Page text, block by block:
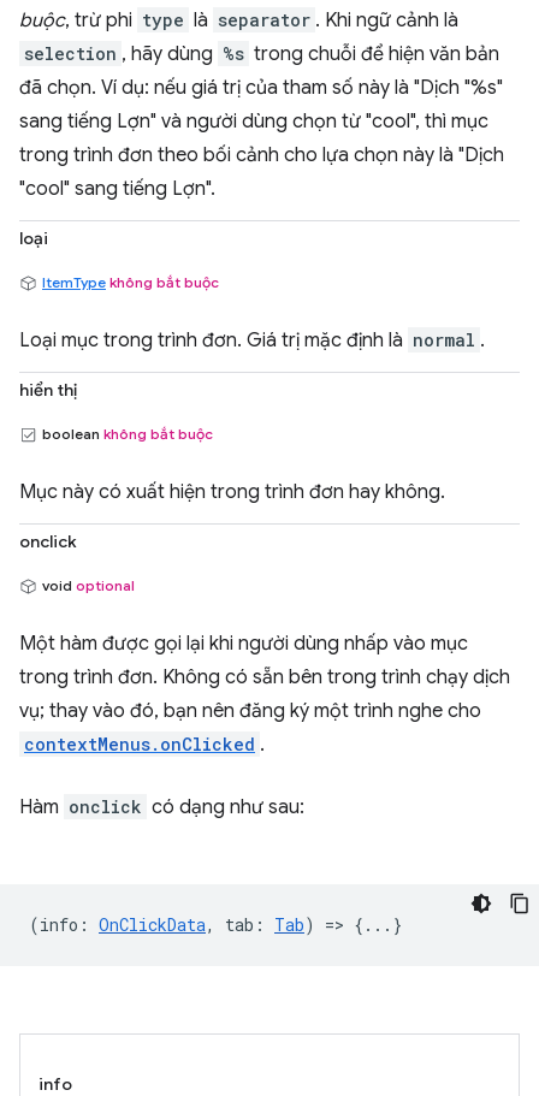
buộc, trừ phi type là separator . Khi ngữ cảnh là
selection , hãy dùng %s trong chuỗi để hiện văn bản
đã chọn. Ví dụ: nếu giá trị của tham số này là "Dịch "%s"
sang tiếng Lợn" và người dùng chọn từ "cool", thì mục
trong trình đơn theo bối cảnh cho lựa chọn này là "Dịch
"cool" sang tiếng Lợn".
loại
ItemType không bắt buộc
Loại mục trong trình đơn. Giá trị mặc định là normal .
hiển thị
boolean không bắt buộc
Mục này có xuất hiện trong trình đơn hay không.
onclick
void optional
Một hàm được gọi lại khi người dùng nhấp vào mục
trong trình đơn. Không có sẵn bên trong trình chạy dịch
vụ; thay vào đó, bạn nên đăng ký một trình nghe cho
contextMenus.onClicked .
Hàm onclick có dạng như sau:
(info : OnClickData, tab : Tab) => {...}
info